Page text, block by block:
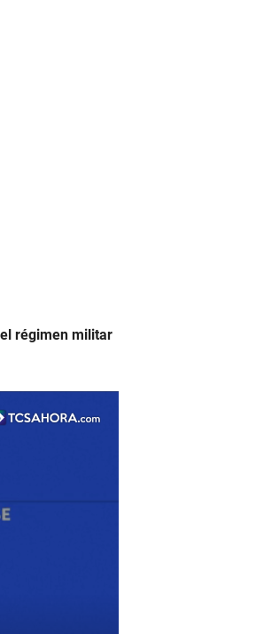
régimen militar